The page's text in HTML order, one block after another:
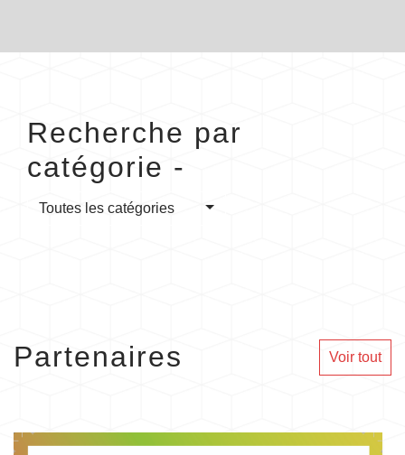
Recherche par
catégorie -
Toutes les catégories
Partenaires Voir tout